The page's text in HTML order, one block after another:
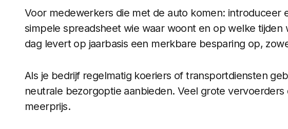
Voor medewerkers die met de auto komen: introduceer
simpele spreadsheet wie waar woont en op welke
dag levert op jaarbasis een merkbare besparing op,
Als je bedrijf regelmatig koeriers of transportdiensten
neutrale bezorgoptie aanbieden. Veel grote
meerprijs.